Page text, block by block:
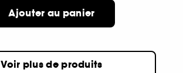
Ajouter au panier
Voir plus de produits